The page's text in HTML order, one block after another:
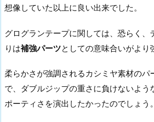
想像していた以上に良い出来でした。
グログランテープに関しては、恐らく、
りは補強パーツとしての意味合いがより
柔らかさが強調されるカシミヤ素材のパ
で、ダブルジップの重さに負けないよう
ポーティさを演出したかったのでしょう。